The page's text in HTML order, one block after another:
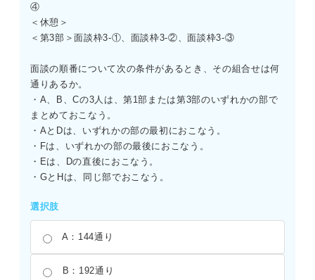
④
＜休憩＞
＜第3部＞面談枠3-①、面談枠3-②、面談枠3-③
面談の順番について次の条件があるとき、その組合せは何
通りあるか。
・A、B、Cの3人は、第1部または第3部のいずれかの部で
まとめておこなう。
・AとDは、いずれかの部の最初におこなう。
・Fは、いずれかの部の最後におこなう。
・Eは、Dの直後におこなう。
・GとHは、同じ部でおこなう。
選択肢
A：144通り
B：192通り